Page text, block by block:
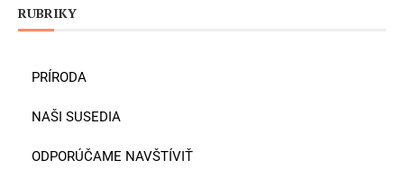
RUBRIKY
PRÍRODA
NAŠI SUSEDIA
ODPORÚČAME NAVŠTÍVIŤ